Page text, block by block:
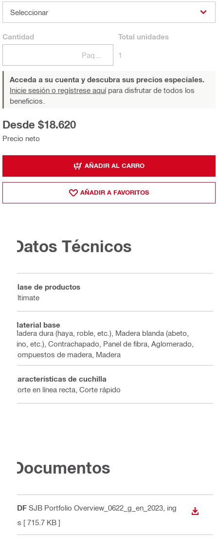
Seleccionar
Cantidad Total unidades
1
Acceda a su cuenta y descubra sus precios especiales.
Inicie sesión o regístrese aquípara disfrutar de todos los
beneficios.
Precio neto
Desde $18.620
AÑADIR AL CARRO
AÑADIR A FAVORITOS
Datos Técnicos
Clase de productos
Ultimate
Material base
Madera dura (haya, roble, etc.), Madera blanda (abeto,
pino, etc.), Contrachapado, Panel de fibra, Aglomerado,
Compuestos de madera, Madera
Características de cuchilla
Corte en línea recta, Corte rápido
Documentos
PDF SJB Portfolio Overview_0622_g_en_2023 , ing
lés [ 715.7 KB ]